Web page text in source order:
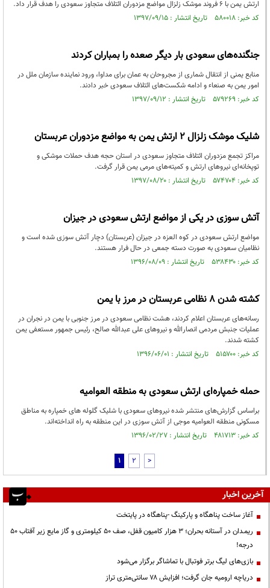
ارتش یمن با ۶ فروند موشک زلزال مواضع مزدوران ائتلاف متجاوز سعودی را هدف قرار داد.
کد خبر: ۵۸۰۰۱۸ تاریخ انتشار : ۱۳۹۷/۰۹/۱۵
جنگنده‌های سعودی بار دیگر صعده را بمباران کردند
منابع یمنی از انتقال شماری از مجروحان به عمان برای مداوا، ورود نماینده سازمان ملل در
امور یمن به صنعاء و ادامه شکست‌های ائتلاف سعودی خبر دادند.
کد خبر: ۵۷۹۲۶۹ تاریخ انتشار : ۱۳۹۷/۰۹/۱۲
شلیک موشک زلزال ۲ ارتش یمن به مواضع مزدوران عربستان
مراکز تجمع مزدوران ائتلاف متجاوز سعودی در استان حجه هدف حملات موشکی و
توپخانه‌ای نیروهای ارتش و کمیته‌های مرمی یمن قرار گرفت.
کد خبر: ۵۷۴۷۰۴ تاریخ انتشار : ۱۳۹۷/۰۸/۲۰
آتش سوزی در یکی از مواضع ارتش سعودی در جیزان
مواضع ارتش سعودی در کوه العزه در جیزان (عربستان) دچار آتش سوزی شده است و
نظامیان سعودی به صورت دسته جمعی در حال فرار هستند.
کد خبر: ۵۳۸۴۳۰ تاریخ انتشار : ۱۳۹۶/۰۸/۰۹
کشته شدن ۸ نظامی عربستان در مرز با یمن
رسانه‌های عربستان اعلام کردند، هشت نظامی سعودی در مرز جنوبی با یمن در نجران در
عملیات جنبش مردمی انصارالله و نیروهای علی عبدالله صالح، رئیس جمهور مستعفی یمن
کشته شدند.
کد خبر: ۵۱۵۷۰۰ تاریخ انتشار : ۱۳۹۶/۰۶/۰۱
حمله خمپاره‌ای ارتش سعودی به منطقه العوامیه
براساس گزارش‌های منتشر شده نیروهای سعودی با شلیک گلوله های خمپاره به مناطق
مسکونی منطقه العوامیه موجی از آتش سوزی در این منطقه به راه انداخته‌اند.
کد خبر: ۴۸۱۷۱۳ تاریخ انتشار : ۱۳۹۶/۰۲/۲۷
1 2 >
آخرین اخبار
آغاز ساخت پناهگاه و پارکینگ -پناهگاه در پایتخت
ریمـدان در آستانه بحران؛ ۳ هزار کامیون قفل، صف ۵۰ کیلومتری و گاز مایع زیر آفتاب ۵۰
درجه!
بازی‌های لیگ برتر فوتبال با تماشاگر برگزار می‌شود
دریاچه ارومیه جان گرفت؛ افزایش ۷۸ سانتی‌متری تراز